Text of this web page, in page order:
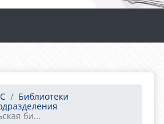
Библиотеки
би...